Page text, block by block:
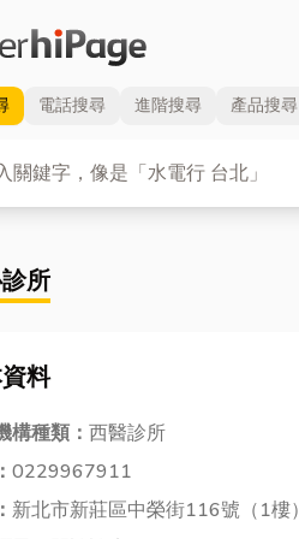
電話搜尋 進階搜尋 產品搜尋
所
料
構種類： 西醫診所
0229967911
新北市新莊區中榮街116號（1樓）